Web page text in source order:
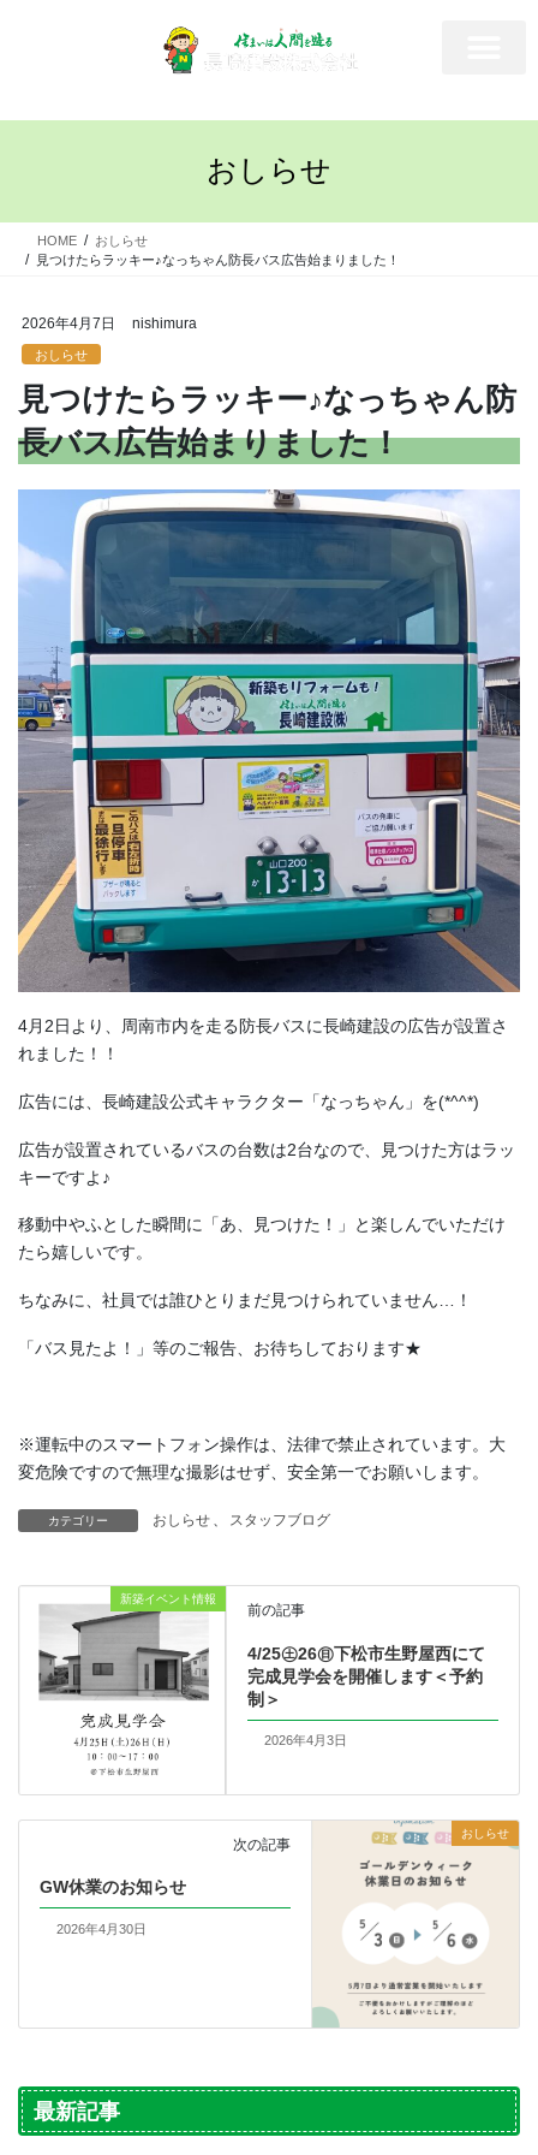
おしらせ
HOME
おしらせ
見つけたらラッキー♪なっちゃん防長バス広告始まりました！
2026年4月7日 nishimura
おしらせ
見つけたらラッキー♪なっちゃん防
長バス広告始まりました！
4月2日より、周南市内を走る防長バスに長崎建設の広告が設置さ
れました！！
広告には、長崎建設公式キャラクター「なっちゃん」を(*^^*)
広告が設置されているバスの台数は2台なので、見つけた方はラッ
キーですよ♪
移動中やふとした瞬間に「あ、見つけた！」と楽しんでいただけ
たら嬉しいです。
ちなみに、社員では誰ひとりまだ見つけられていません…！
「バス見たよ！」等のご報告、お待ちしております★
※運転中のスマートフォン操作は、法律で禁止されています。大
変危険ですので無理な撮影はせず、安全第一でお願いします。
カテゴリー おしらせ 、 スタッフブログ
新築イベント情報
前の記事
4/25㊏26㊐下松市生野屋西にて
完成見学会を開催します＜予約
制＞
2026年4月3日
おしらせ
次の記事
GW休業のお知らせ
2026年4月30日
最新記事